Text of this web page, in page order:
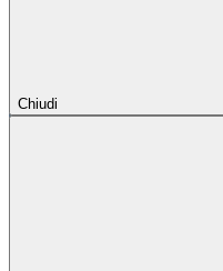
Chiudi